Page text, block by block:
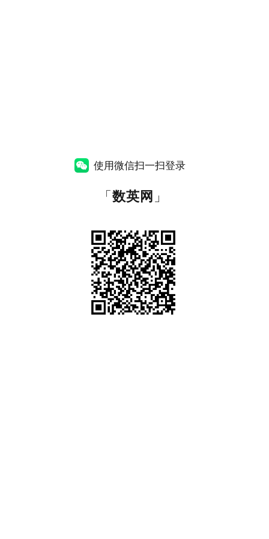
使用微信扫一扫登录
「数英网 」